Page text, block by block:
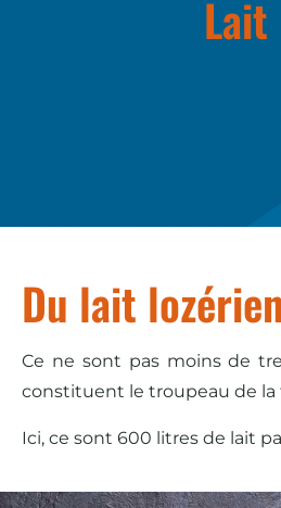
Lait
Du lait lozérien
Ce ne sont pas moins de
constituent le troupeau de la
Ici, ce sont 600 litres de lait